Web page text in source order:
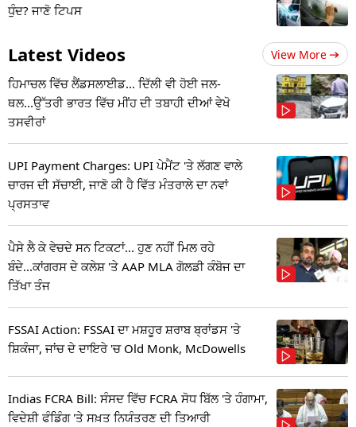
ਧੁੰਦ? ਜਾਣੋ ਟਿਪਸ
Latest Videos View More
ਹਿਮਾਚਲ ਵਿੱਚ ਲੈਂਡਸਲਾਈਡ... ਦਿੱਲੀ ਵੀ ਹੋਈ ਜਲ-
ਥਲ...ਉੱਤਰੀ ਭਾਰਤ ਵਿੱਚ ਮੀਂਹ ਦੀ ਤਬਾਹੀ ਦੀਆਂ ਵੇਖੋ
ਤਸਵੀਰਾਂ
UPI Payment Charges: UPI ਪੇਮੈਂਟ 'ਤੇ ਲੱਗਣ ਵਾਲੇ
ਚਾਰਜ ਦੀ ਸੱਚਾਈ, ਜਾਣੋ ਕੀ ਹੈ ਵਿੱਤ ਮੰਤਰਾਲੇ ਦਾ ਨਵਾਂ
ਪ੍ਰਸਤਾਵ
ਪੈਸੇ ਲੈ ਕੇ ਵੇਚਦੇ ਸਨ ਟਿਕਟਾਂ... ਹੁਣ ਨਹੀਂ ਮਿਲ ਰਹੇ
ਬੰਦੇ...ਕਾਂਗਰਸ ਦੇ ਕਲੇਸ਼ 'ਤੇ AAP MLA ਗੋਲਡੀ ਕੰਬੋਜ ਦਾ
ਤਿੱਖਾ ਤੰਜ
FSSAI Action: FSSAI ਦਾ ਮਸ਼ਹੂਰ ਸ਼ਰਾਬ ਬ੍ਰਾਂਡਸ 'ਤੇ
ਸ਼ਿਕੰਜਾ, ਜਾਂਚ ਦੇ ਦਾਇਰੇ 'ਚ Old Monk, McDowells
Indias FCRA Bill: ਸੰਸਦ ਵਿੱਚ FCRA ਸੋਧ ਬਿੱਲ 'ਤੇ ਹੰਗਾਮਾ,
ਵਿਦੇਸ਼ੀ ਫੰਡਿੰਗ 'ਤੇ ਸਖ਼ਤ ਨਿਯੰਤਰਣ ਦੀ ਤਿਆਰੀ